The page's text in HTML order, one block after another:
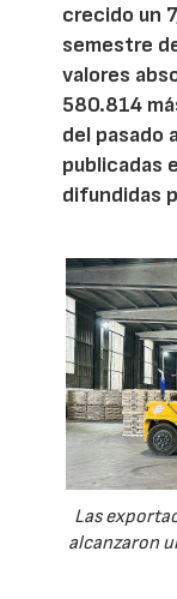
crecido un
semestre
valores
580.814
del pasado
publicadas
difundidas
Las
alcanzaron